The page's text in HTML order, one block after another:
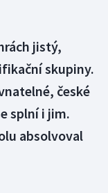
jistý,
skupiny.
české
splní i jim.
absolvoval